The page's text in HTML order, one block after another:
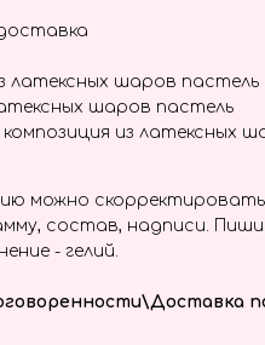
латексных шаров
шаров пастель
из латексных
можно
состав, надписи.
- гелий.